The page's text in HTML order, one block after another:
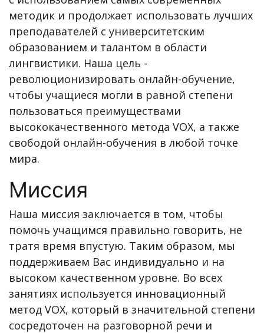
методик и продолжает использовать лучших
преподавателей с университетским
образованием и талантом в области
лингвистики. Наша цель -
революционизировать онлайн-обучение,
чтобы учащиеся могли в равной степени
пользоваться преимуществами
высококачественного метода VOX, а также
свободой онлайн-обучения в любой точке
мира.
Миссия
Наша миссия заключается в том, чтобы
помочь учащимся правильно говорить, не
тратя время впустую. Таким образом, мы
поддерживаем Вас индивидуально и на
высоком качественном уровне. Во всех
занятиях используется инновационный
метод VOX, который в значительной степени
сосредоточен на разговорной речи и